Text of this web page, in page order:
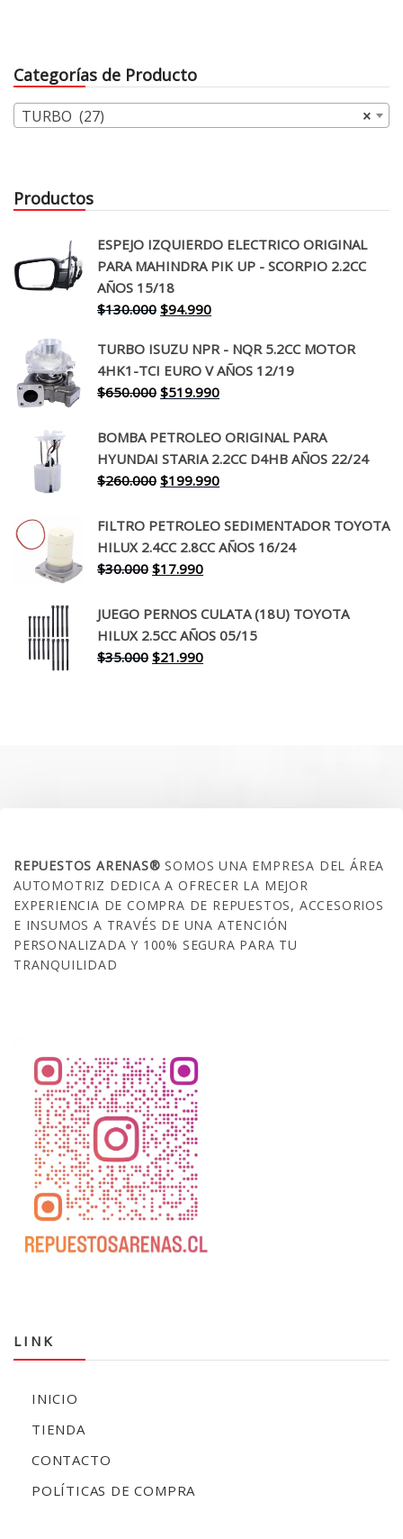
Categorías de Producto
×
TURBO (27)
Productos
ESPEJO IZQUIERDO ELECTRICO ORIGINAL
PARA MAHINDRA PIK UP - SCORPIO 2.2CC
AÑOS 15/18
$130.000 El
original
era:
$130.000.
$94.990El
actual
es:
$94.990.
TURBO ISUZU NPR - NQR 5.2CC MOTOR
4HK1-TCI EURO V AÑOS 12/19
$650.000 El
original
era:
$650.000.
$519.990El
actual
es:
$519.990.
BOMBA PETROLEO ORIGINAL PARA
HYUNDAI STARIA 2.2CC D4HB AÑOS 22/24
$260.000 El
original
era:
$260.000.
$199.990El
actual
es:
FILTRO PETROLEO SEDIMENTADOR TOYOTA
HILUX 2.4CC 2.8CC AÑOS 16/24
$30.000 El
original
era:
$30.000.
$17.990El
actual
es:
$17.990.
JUEGO PERNOS CULATA (18U) TOYOTA
HILUX 2.5CC AÑOS 05/15
$35.000 El
$21.990El
REPUESTOS ARENAS®SOMOS UNA EMPRESA DEL ÁREA
AUTOMOTRIZ DEDICA A OFRECER LA MEJOR
EXPERIENCIA DE COMPRA DE REPUESTOS, ACCESORIOS
E INSUMOS A TRAVÉS DE UNA ATENCIÓN
PERSONALIZADA Y 100% SEGURA PARA TU
TRANQUILIDAD
LINK
INICIO
TIENDA
CONTACTO
POLÍTICAS DE COMPRA